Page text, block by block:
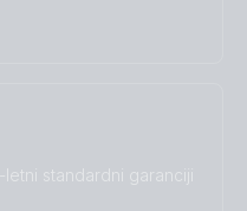
standardni garanciji